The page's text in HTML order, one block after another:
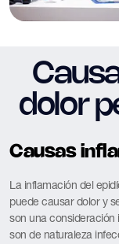
dolor
Causas
La inflamación del
puede causar dolor y
son una consideración
son de naturaleza